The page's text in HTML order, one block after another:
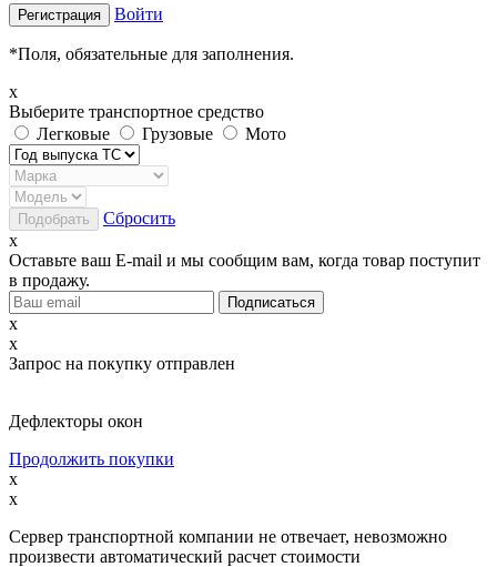
Войти
*Поля, обязательные для заполнения.
x
Выберите транспортное средство
Легковые
Грузовые Мото
Сбросить
x
Оставьте ваш E-mail и мы сообщим вам, когда товар поступит
в продажу.
x
x
Запрос на покупку отправлен
Дефлекторы окон
Продолжить покупки
x
x
Сервер транспортной компании не отвечает, невозможно
произвести автоматический расчет стоимости